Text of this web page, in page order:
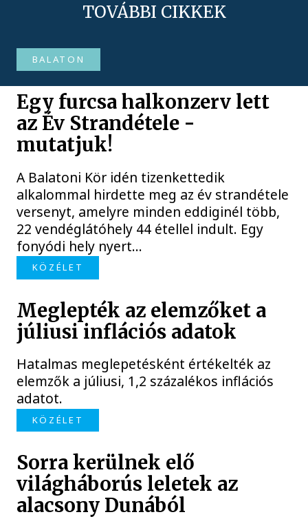
TOVÁBBI CIKKEK
BALATON
Egy furcsa halkonzerv lett
az Év Strandétele -
mutatjuk!
A Balatoni Kör idén tizenkettedik
alkalommal hirdette meg az év strandétele
versenyt, amelyre minden eddiginél több,
22 vendéglátóhely 44 étellel indult. Egy
fonyódi hely nyert...
KÖZÉLET
Meglepték az elemzőket a
júliusi inflációs adatok
Hatalmas meglepetésként értékelték az
elemzők a júliusi, 1,2 százalékos inflációs
adatot.
KÖZÉLET
Sorra kerülnek elő
világháborús leletek az
alacsony Dunából